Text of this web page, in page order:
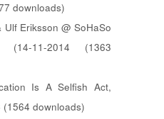
downloads)
Eriksson @ SoHaSo
(14-11-2014 (1363
Is A Selfish Act,
(1564 downloads)